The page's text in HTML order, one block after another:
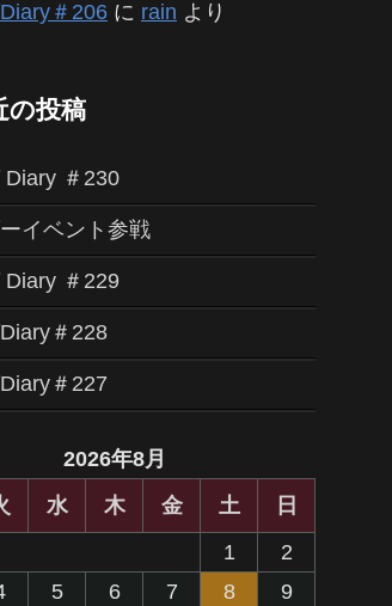
＃206 に rain より
の投稿
Diary ＃230
イベント参戦
Diary ＃229
＃228
＃227
2026年8月
水 木 金 土
日
1
2
5 6 7 8
9